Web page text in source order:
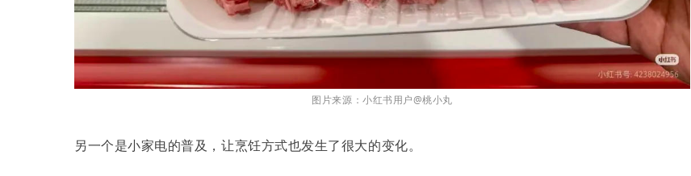
图片来源：小红书用户@桃小丸
另一个是小家电的普及，让烹饪方式也发生了很大的变化。